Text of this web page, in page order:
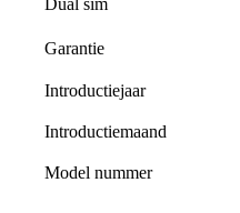
Dual sim
Garantie
Introductiejaar
Introductiemaand
Model nummer